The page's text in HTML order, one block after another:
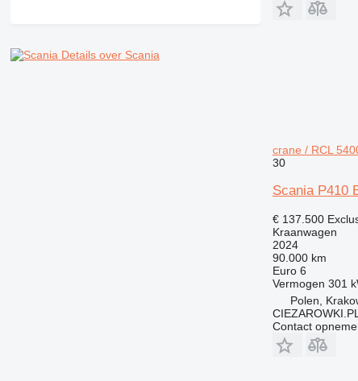
Details over Scania
crane / RCL
30
Scania P410
€ 137.500
Kraanwagen
2024
90.000 km
Euro 6
Vermogen 301
Polen,
CIEZAROWKI.PL
Contact